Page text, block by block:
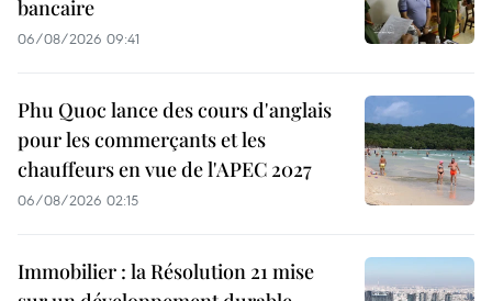
bancaire
06/08/2026 09:41
Phu Quoc lance des cours d'anglais
pour les commerçants et les
chauffeurs en vue de l'APEC 2027
06/08/2026 02:15
Immobilier : la Résolution 21 mise